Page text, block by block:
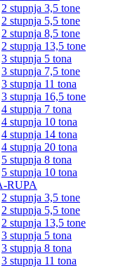
2 stupnja 3,5 tone
2 stupnja 5,5 tone
2 stupnja 8,5 tone
2 stupnja 13,5 tone
3 stupnja 5 tona
3 stupnja 7,5 tone
3 stupnja 11 tona
3 stupnja 16,5 tone
4 stupnja 7 tona
4 stupnja 10 tona
4 stupnja 14 tona
4 stupnja 20 tona
5 stupnja 8 tona
5 stupnja 10 tona
RUPA
2 stupnja 3,5 tone
2 stupnja 5,5 tone
2 stupnja 13,5 tone
3 stupnja 5 tona
3 stupnja 8 tona
3 stupnja 11 tona